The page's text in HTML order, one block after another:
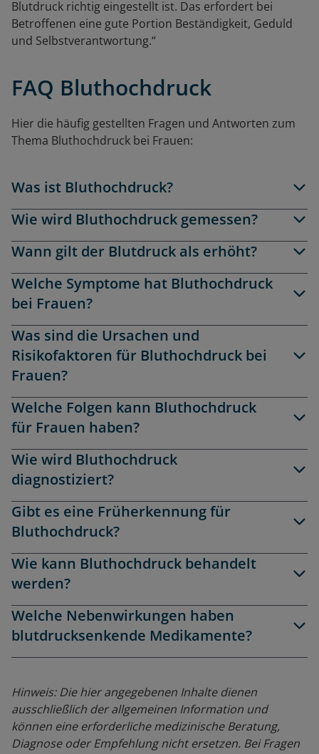
Blutdruck richtig eingestellt ist. Das erfordert bei
Betroffenen eine gute Portion Beständigkeit, Geduld
und Selbstverantwortung.“
FAQ Bluthochdruck
Hier die häufig gestellten Fragen und Antworten zum
Thema Bluthochdruck bei Frauen:
Was ist Bluthochdruck?
Wie wird Bluthochdruck gemessen?
Wann gilt der Blutdruck als erhöht?
Welche Symptome hat Bluthochdruck
bei Frauen?
Was sind die Ursachen und
Risikofaktoren für Bluthochdruck bei
Frauen?
Welche Folgen kann Bluthochdruck
für Frauen haben?
Wie wird Bluthochdruck
diagnostiziert?
Gibt es eine Früherkennung für
Bluthochdruck?
Wie kann Bluthochdruck behandelt
werden?
Welche Nebenwirkungen haben
blutdrucksenkende Medikamente?
Hinweis: Die hier angegebenen Inhalte dienen
ausschließlich der allgemeinen Information und
können eine erforderliche medizinische Beratung,
Diagnose oder Empfehlung nicht ersetzen. Bei Fragen